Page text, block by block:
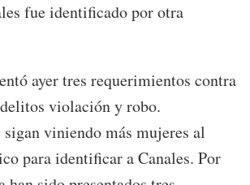
fue identificado por otra
ayer tres requerimientos contra
violación y robo.
sigan viniendo más mujeres al
para identificar a Canales. Por